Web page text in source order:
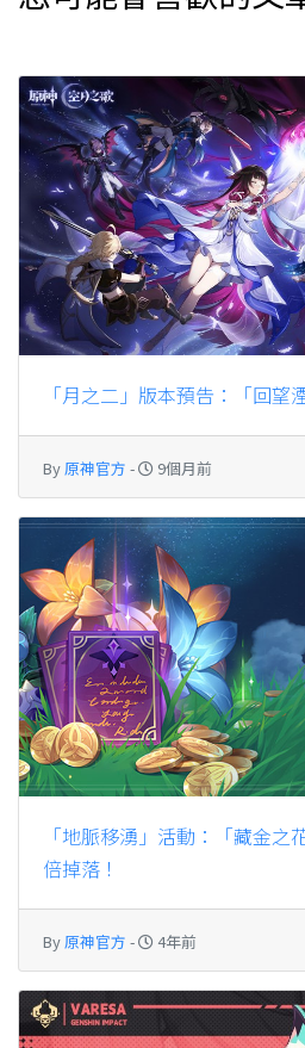
「月之二」版本預告：「回望
By原神官方 - 9個月前
「地脈移湧」活動：「藏金之
倍掉落！
By原神官方 - 4年前